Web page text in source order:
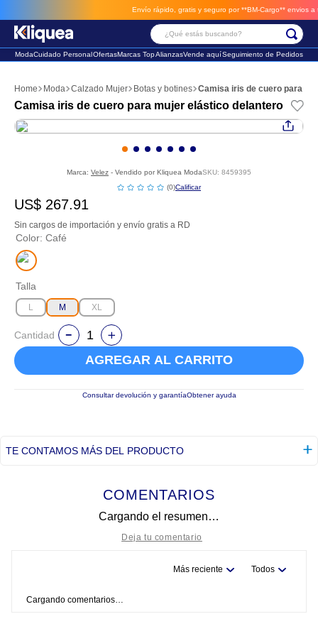
Envío rápido, gratis y seguro por **BM-Cargo** envios a
¿Qué estás buscando?
ModaCuidado PersonalOfertasMarcas TopAlianzasVende aquíSeguimiento de Pedidos
Moda Calzado Mujer Botas y botines Camisa iris de cuero para
Camisa iris de cuero para mujer elástico delantero
Marca: Velez - Vendido por Kliquea ModaSKU: 8459395
☆☆☆☆☆
(0)
US$ 267.91
Sin cargos de importación y envío gratis a RD
Color: Café
Talla
L M XL
Cantidad
AGREGAR AL CARRITO
Consultar devolución y garantíaObtener ayuda
TE CONTAMOS MÁS DEL PRODUCTO
COMENTARIOS
Cargando el resumen…
Más reciente Todos
Cargando comentarios…
2. futbol